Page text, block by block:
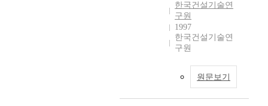
한국건설기술연
구원
1997
한국건설기술연
구원
원문보기